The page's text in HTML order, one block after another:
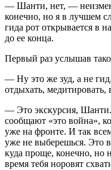
— Шанти, нет, —
конечно, но я в лучшем
гида рот открывается в
до ее конца.
Первый раз услышав
— Ну это же зуд, а не
отдыхать, медитировать,
— Это экскурсия,
сообщают «это война»,
уже на фронте. И так
уже не выберешься. Это
куда проще, конечно, но
время тебя норовят